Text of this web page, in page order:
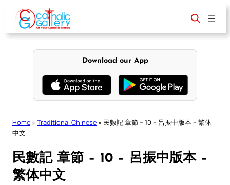
content
Download our App
Home » Traditional Chinese » 民數記 章節 – 10 – 呂振中版本 – 繁体
中文
民數記 章節 – 10 – 呂振中版本 –
繁体中文